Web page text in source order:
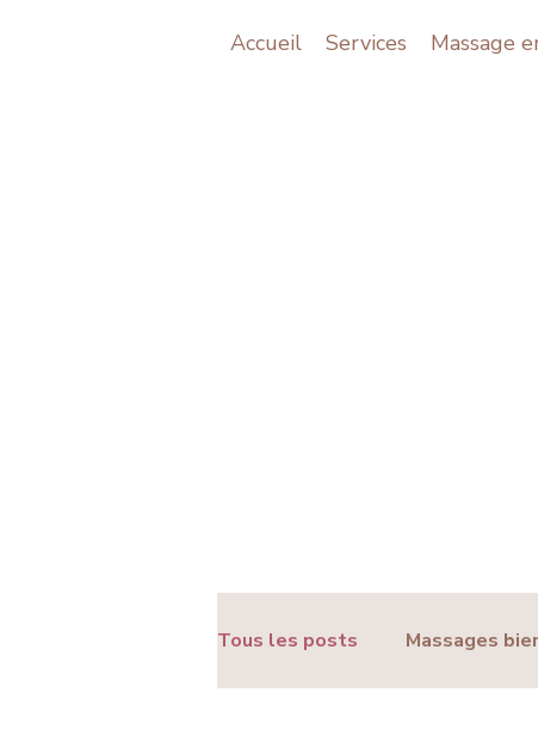
Accueil Services Massage
Tous les posts Massages